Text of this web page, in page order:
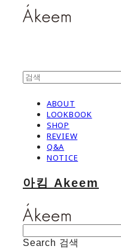
ABOUT
LOOKBOOK
SHOP
REVIEW
Q&A
NOTICE
아킴 Akeem
Search 검색